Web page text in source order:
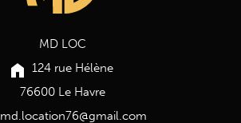
MD LOC
124 rue Hélène
76600 Le Havre
md.location76@gmail.com